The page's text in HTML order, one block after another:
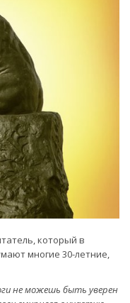
который в
многие 30-летние,
не можешь быть уверен